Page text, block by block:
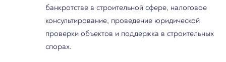
банкротстве в строительной сфере, налоговое
консультирование, проведение юридической
проверки объектов и поддержка в строительных
спорах.